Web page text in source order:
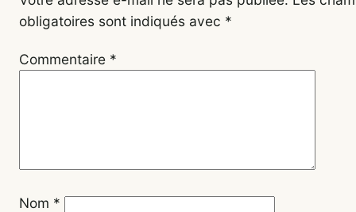
obligatoires sont indiqués avec *
Commentaire *
Nom *